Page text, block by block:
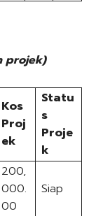
projek)
Kos
Proj
ek
Statu
s
Proje
k
200,
000.
00
Siap